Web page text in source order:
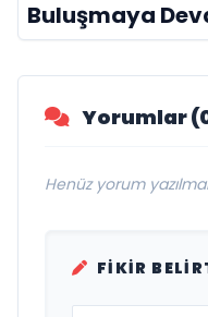
Buluşmaya
Yorumlar
Henüz yorum
FIKIR